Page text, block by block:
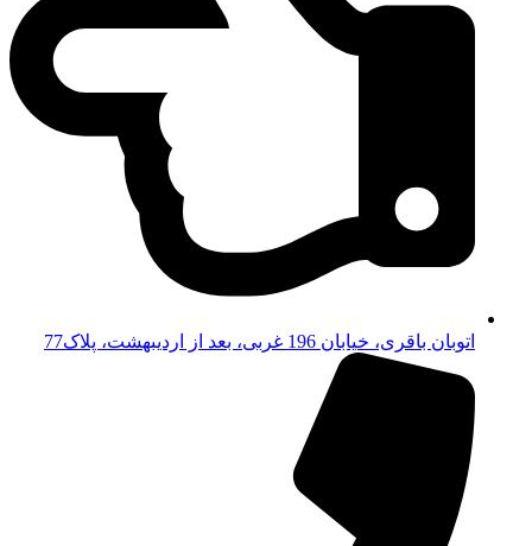
اتوبان باقری، خیابان 196 غربی، بعد از اردیبهشت، پلاک77